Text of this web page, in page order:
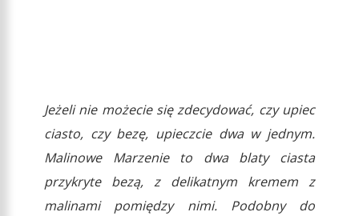
Jeżeli nie możecie się zdecydować, czy upiec
ciasto, czy bezę, upieczcie dwa w jednym.
Malinowe Marzenie to dwa blaty ciasta
przykryte bezą, z delikatnym kremem z
malinami pomiędzy nimi. Podobny do